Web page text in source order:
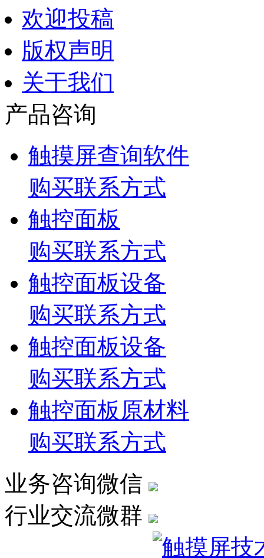
欢迎投稿
版权声明
关于我们
产品咨询
触摸屏查询软件
购买联系方式
触控面板
购买联系方式
触控面板设备
购买联系方式
触控面板设备
购买联系方式
触控面板原材料
购买联系方式
业务咨询微信
行业交流微群